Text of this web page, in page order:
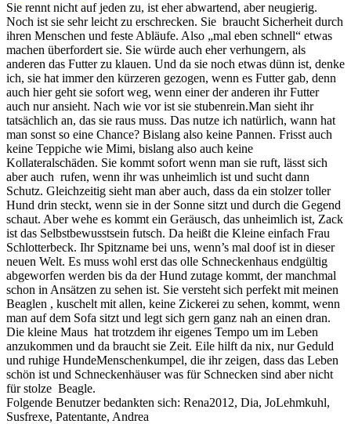
Sie rennt nicht auf jeden zu, ist eher abwartend, aber neugierig.
Noch ist sie sehr leicht zu erschrecken. Sie braucht Sicherheit durch
ihren Menschen und feste Abläufe. Also „mal eben schnell“ etwas
machen überfordert sie. Sie würde auch eher verhungern, als
anderen das Futter zu klauen. Und da sie noch etwas dünn ist, denke
ich, sie hat immer den kürzeren gezogen, wenn es Futter gab, denn
auch hier geht sie sofort weg, wenn einer der anderen ihr Futter
auch nur ansieht. Nach wie vor ist sie stubenrein.Man sieht ihr
tatsächlich an, das sie raus muss. Das nutze ich natürlich, wann hat
man sonst so eine Chance? Bislang also keine Pannen. Frisst auch
keine Teppiche wie Mimi, bislang also auch keine
Kollateralschäden. Sie kommt sofort wenn man sie ruft, lässt sich
aber auch rufen, wenn ihr was unheimlich ist und sucht dann
Schutz. Gleichzeitig sieht man aber auch, dass da ein stolzer toller
Hund drin steckt, wenn sie in der Sonne sitzt und durch die Gegend
schaut. Aber wehe es kommt ein Geräusch, das unheimlich ist, Zack
ist das Selbstbewusstsein futsch. Da heißt die Kleine einfach Frau
Schlotterbeck. Ihr Spitzname bei uns, wenn’s mal doof ist in dieser
neuen Welt. Es muss wohl erst das olle Schneckenhaus endgültig
abgeworfen werden bis da der Hund zutage kommt, der manchmal
schon in Ansätzen zu sehen ist. Sie versteht sich perfekt mit meinen
Beaglen , kuschelt mit allen, keine Zickerei zu sehen, kommt, wenn
man auf dem Sofa sitzt und legt sich gern ganz nah an einen dran.
Die kleine Maus hat trotzdem ihr eigenes Tempo um im Leben
anzukommen und da braucht sie Zeit. Eile hilft da nix, nur Geduld
und ruhige HundeMenschenkumpel, die ihr zeigen, dass das Leben
schön ist und Schneckenhäuser was für Schnecken sind aber nicht
für stolze Beagle.
Folgende Benutzer bedankten sich: Rena2012, Dia, JoLehmkuhl,
Susfrexe, Patentante, Andrea